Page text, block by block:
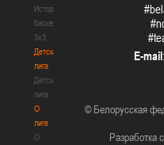
История
баскетбола
3х3
Детская
лига
Детская
лига
О
лиге
О
E-mail:
© Белорусская
Разработка